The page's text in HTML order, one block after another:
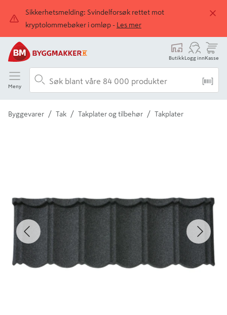
Sikkerhetsmelding: Svindelforsøk rettet mot
kryptolommebøker i omløp -
Les mer
ButikkLogg innKasse
Meny
Byggevarer / Tak / Takplater og tilbehør / Takplater
Tidligere Neste